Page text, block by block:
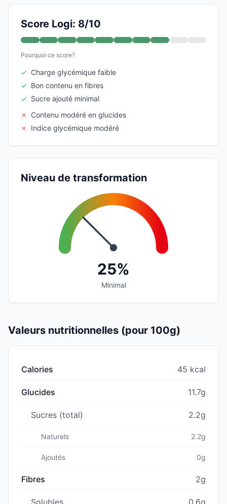
Score Logi: 8/10
Pourquoi ce score?
✓ Charge glycémique faible
✓ Bon contenu en fibres
✓ Sucre ajouté minimal
✗
Contenu modéré en glucides
✗
Indice glycémique modéré
Niveau de transformation
25%
Minimal
Valeurs nutritionnelles (pour 100g)
Calories 45 kcal
Glucides 11.7g
Sucres (total) 2.2g
Naturels 2.2g
Ajoutés 0g
Fibres 2g
Solubles 0.6g